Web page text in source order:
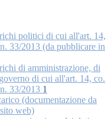
politici di cui all'art. 14,
33/2013 (da pubblicare in
di amministrazione, di
di cui all'art. 14, co.
33/2013 1
(documentazione da
web)